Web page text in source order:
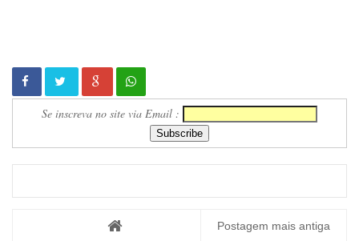
Se inscreva no site via Email :
Postagem mais antiga